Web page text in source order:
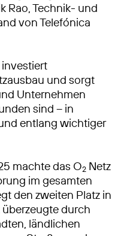
Rao, Technik- und
von Telefónica
und sorgt
Unternehmen
sind – in
entlang wichtiger
machte das O2 Netz
im gesamten
den zweiten Platz in
durch
ländlichen